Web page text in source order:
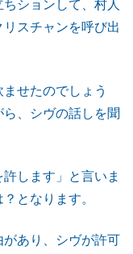
ションして、村人
スチャンを呼び出
せたのでしょう
、シヴの話しを聞
します」と言いま
となります。
あり、シヴが許可